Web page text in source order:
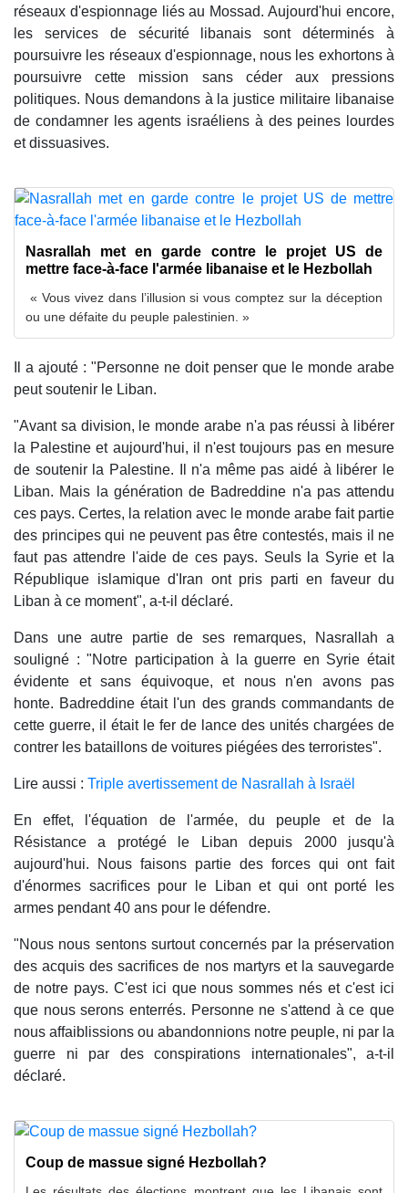
réseaux d'espionnage liés au Mossad. Aujourd'hui encore,
les services de sécurité libanais sont déterminés à
poursuivre les réseaux d'espionnage, nous les exhortons à
poursuivre cette mission sans céder aux pressions
politiques. Nous demandons à la justice militaire libanaise
de condamner les agents israéliens à des peines lourdes
et dissuasives.
Nasrallah met en garde contre le projet US de
mettre face-à-face l'armée libanaise et le Hezbollah
« Vous vivez dans l’illusion si vous comptez sur la déception
ou une défaite du peuple palestinien. »
Il a ajouté : "Personne ne doit penser que le monde arabe
peut soutenir le Liban.
"Avant sa division, le monde arabe n'a pas réussi à libérer
la Palestine et aujourd'hui, il n'est toujours pas en mesure
de soutenir la Palestine. Il n'a même pas aidé à libérer le
Liban. Mais la génération de Badreddine n'a pas attendu
ces pays. Certes, la relation avec le monde arabe fait partie
des principes qui ne peuvent pas être contestés, mais il ne
faut pas attendre l'aide de ces pays. Seuls la Syrie et la
République islamique d'Iran ont pris parti en faveur du
Liban à ce moment", a-t-il déclaré.
Dans une autre partie de ses remarques, Nasrallah a
souligné : "Notre participation à la guerre en Syrie était
évidente et sans équivoque, et nous n'en avons pas
honte. Badreddine était l'un des grands commandants de
cette guerre, il était le fer de lance des unités chargées de
contrer les bataillons de voitures piégées des terroristes".
Lire aussi : Triple avertissement de Nasrallah à Israël
En effet, l'équation de l'armée, du peuple et de la
Résistance a protégé le Liban depuis 2000 jusqu'à
aujourd'hui. Nous faisons partie des forces qui ont fait
d'énormes sacrifices pour le Liban et qui ont porté les
armes pendant 40 ans pour le défendre.
"Nous nous sentons surtout concernés par la préservation
des acquis des sacrifices de nos martyrs et la sauvegarde
de notre pays. C'est ici que nous sommes nés et c'est ici
que nous serons enterrés. Personne ne s'attend à ce que
nous affaiblissions ou abandonnions notre peuple, ni par la
guerre ni par des conspirations internationales", a-t-il
déclaré.
Coup de massue signé Hezbollah?